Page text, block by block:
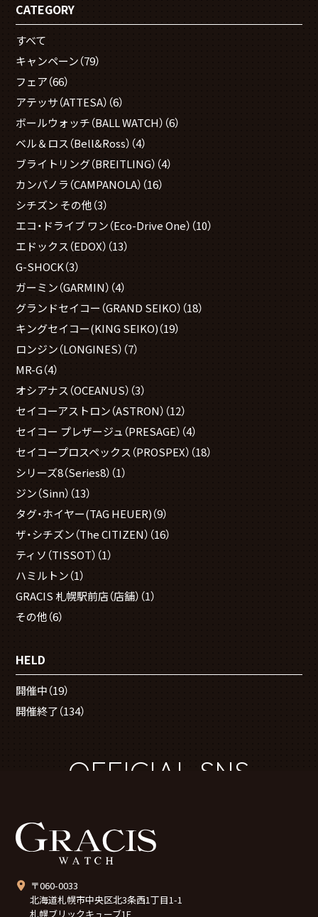
CATEGORY
すべて
キャンペーン（79）
フェア（66）
アテッサ（ATTESA） （6）
ボールウォッチ（BALL WATCH） （6）
ベル＆ロス（Bell&Ross） （4）
ブライトリング（BREITLING） （4）
カンパノラ（CAMPANOLA） （16）
シチズン その他（3）
エコ・ドライブ ワン（Eco-Drive One） （10）
エドックス（EDOX） （13）
G-SHOCK（3）
ガーミン（GARMIN） （4）
グランドセイコー（GRAND SEIKO） （18）
キングセイコー(KING SEIKO)（19）
ロンジン（LONGINES） （7）
MR-G（4）
オシアナス（OCEANUS） （3）
セイコーアストロン（ASTRON） （12）
セイコー プレザージュ（PRESAGE） （4）
セイコープロスペックス（PROSPEX） （18）
シリーズ8（Series8） （1）
ジン（Sinn） （13）
タグ・ホイヤー(TAG HEUER)（9）
ザ・シチズン（The CITIZEN） （16）
ティソ（TISSOT） （1）
ハミルトン（1）
GRACIS 札幌駅前店（店舗） （1）
その他（6）
HELD
開催中（19）
開催終了（134）
OFFICIAL SNS
〒060-0033
北海道札幌市中央区北3条西1丁目1-1
札幌ブリックキューブ1F